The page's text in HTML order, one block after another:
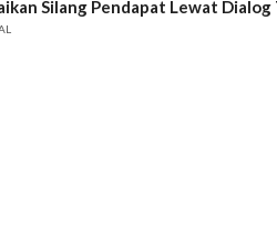
Silang Pendapat Lewat Dialog